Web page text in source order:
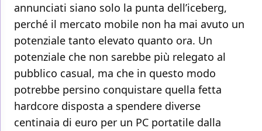
annunciati siano solo la punta dell’iceberg,
perché il mercato mobile non ha mai avuto un
potenziale tanto elevato quanto ora. Un
potenziale che non sarebbe più relegato al
pubblico casual, ma che in questo modo
potrebbe persino conquistare quella fetta
hardcore disposta a spendere diverse
centinaia di euro per un PC portatile dalla